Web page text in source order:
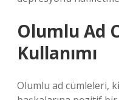
Olumlu Ad
Kullanımı
Olumlu ad cümleleri,